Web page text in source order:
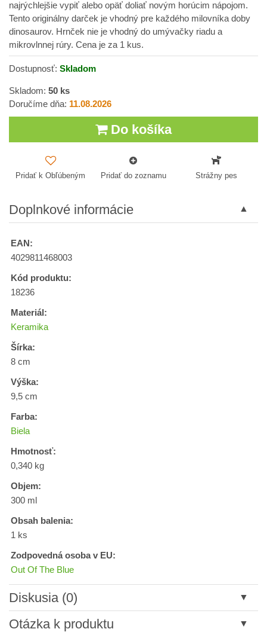
najrýchlejšie vypiť alebo opäť doliať novým horúcim nápojom.
Tento originálny darček je vhodný pre každého milovníka doby
dinosaurov. Hrnček nie je vhodný do umývačky riadu a
mikrovlnnej rúry. Cena je za 1 kus.
Dostupnosť: Skladom
Skladom: 50 ks
Doručíme dňa: 11.08.2026
Do košíka
Pridať k Obľúbeným Pridať do zoznamu Strážny pes
Doplnkové informácie
EAN:
4029811468003
Kód produktu:
18236
Materiál:
Keramika
Šírka:
8 cm
Výška:
9,5 cm
Farba:
Biela
Hmotnosť:
0,340 kg
Objem:
300 ml
Obsah balenia:
1 ks
Zodpovedná osoba v EU:
Out Of The Blue
Diskusia (0)
Nový komentár
Otázka k produktu